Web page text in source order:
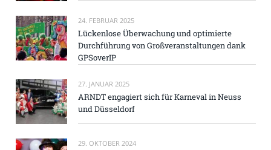
24. FEBRUAR 2025
Lückenlose Überwachung und optimierte
Durchführung von Großveranstaltungen dank
GPSoverIP
27. JANUAR 2025
ARNDT engagiert sich für Karneval in Neuss
und Düsseldorf
29. OKTOBER 2024